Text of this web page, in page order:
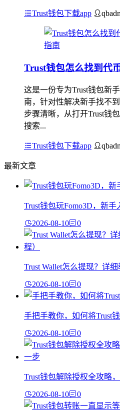
Trust钱包下载app
Trust钱包怎么找到代
这是一份专为Trust钱包新
南，针对性解决新手找不
步骤清晰，从打开Trust钱
搜索...
Trust钱包下载app
最新文章
Trust钱包玩Fomo3D，新
2026-08-10 0
Trust Wallet怎么提现？详
2026-08-10 0
手把手教你，如何将Trust
2026-08-10 0
Trust钱包解除授权全攻略
2026-08-10 0